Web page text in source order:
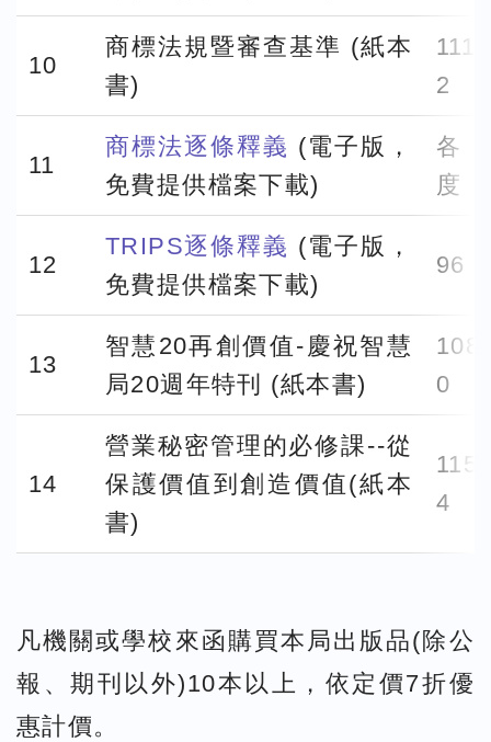
10
商標法規暨審查基準 (紙本
書)
2
11
商標法逐條釋義 (電子版，
免費提供檔案下載)
各
度
12
TRIPS逐條釋義 (電子版，
免費提供檔案下載)
96
13
智慧20再創價值-慶祝智慧
局20週年特刊 (紙本書)
0
14
營業秘密管理的必修課--從
保護價值到創造價值(紙本
書)
4
凡機關或學校來函購買本局出版品(除公
報、期刊以外)10本以上，依定價7折優
惠計價。